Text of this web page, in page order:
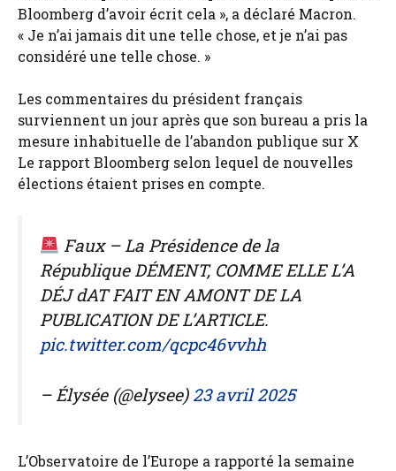
Bloomberg d’avoir écrit cela », a déclaré Macron.
« Je n’ai jamais dit une telle chose, et je n’ai pas
considéré une telle chose. »
Les commentaires du président français
surviennent un jour après que son bureau a pris la
mesure inhabituelle de l’abandon publique sur X
Le rapport Bloomberg selon lequel de nouvelles
élections étaient prises en compte.
Faux – La Présidence de la
République DÉMENT, COMME ELLE L’A
DÉJ dAT FAIT EN AMONT DE LA
PUBLICATION DE L’ARTICLE.
pic.twitter.com/qcpc46vvhh
– Élysée (@elysee) 23 avril 2025
L’Observatoire de l’Europe a rapporté la semaine